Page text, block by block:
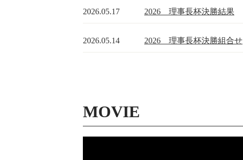
2026.05.17 2026 理事長杯決勝結果
2026.05.14 2026 理事長杯決勝組合せ
MOVIE